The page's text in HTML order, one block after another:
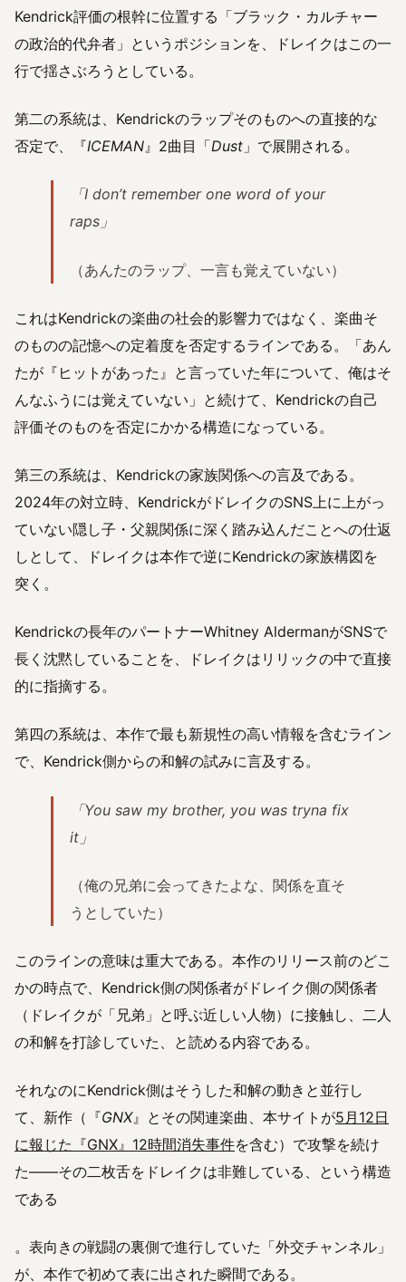
Kendrick評価の根幹に位置する「ブラック・カルチャー
の政治的代弁者」というポジションを、ドレイクはこの一
行で揺さぶろうとしている。
第二の系統は、Kendrickのラップそのものへの直接的な
否定で、『ICEMAN』2曲目「Dust 」で展開される。
「I don’t remember one word of your
raps」
（あんたのラップ、一言も覚えていない）
これはKendrickの楽曲の社会的影響力ではなく、楽曲そ
のものの記憶への定着度を否定するラインである。「あん
たが『ヒットがあった』と言っていた年について、俺はそ
んなふうには覚えていない」と続けて、Kendrickの自己
評価そのものを否定にかかる構造になっている。
第三の系統は、Kendrickの家族関係への言及である。
2024年の対立時、KendrickがドレイクのSNS上に上がっ
ていない隠し子・父親関係に深く踏み込んだことへの仕返
しとして、ドレイクは本作で逆にKendrickの家族構図を
突く。
Kendrickの長年のパートナーWhitney AldermanがSNSで
長く沈黙していることを、ドレイクはリリックの中で直接
的に指摘する。
第四の系統は、本作で最も新規性の高い情報を含むライン
で、Kendrick側からの和解の試みに言及する。
「You saw my brother, you was tryna fix
it」
（俺の兄弟に会ってきたよな、関係を直そ
うとしていた）
このラインの意味は重大である。本作のリリース前のどこ
かの時点で、Kendrick側の関係者がドレイク側の関係者
（ドレイクが「兄弟」と呼ぶ近しい人物）に接触し、二人
の和解を打診していた、と読める内容である。
それなのにKendrick側はそうした和解の動きと並行し
て、新作（『GNX』とその関連楽曲、本サイトが5月12日
に報じた『GNX』12時間消失事件を含む）で攻撃を続け
た——その二枚舌をドレイクは非難している、という構造
である
。表向きの戦闘の裏側で進行していた「外交チャンネル」
が、本作で初めて表に出された瞬間である。